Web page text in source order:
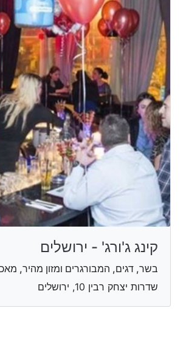
קינג ג'ורג' - ירושלים
בשר, דגים, המבורגרים ומזון מהיר,
שדרות יצחק רבין 10, ירושלים